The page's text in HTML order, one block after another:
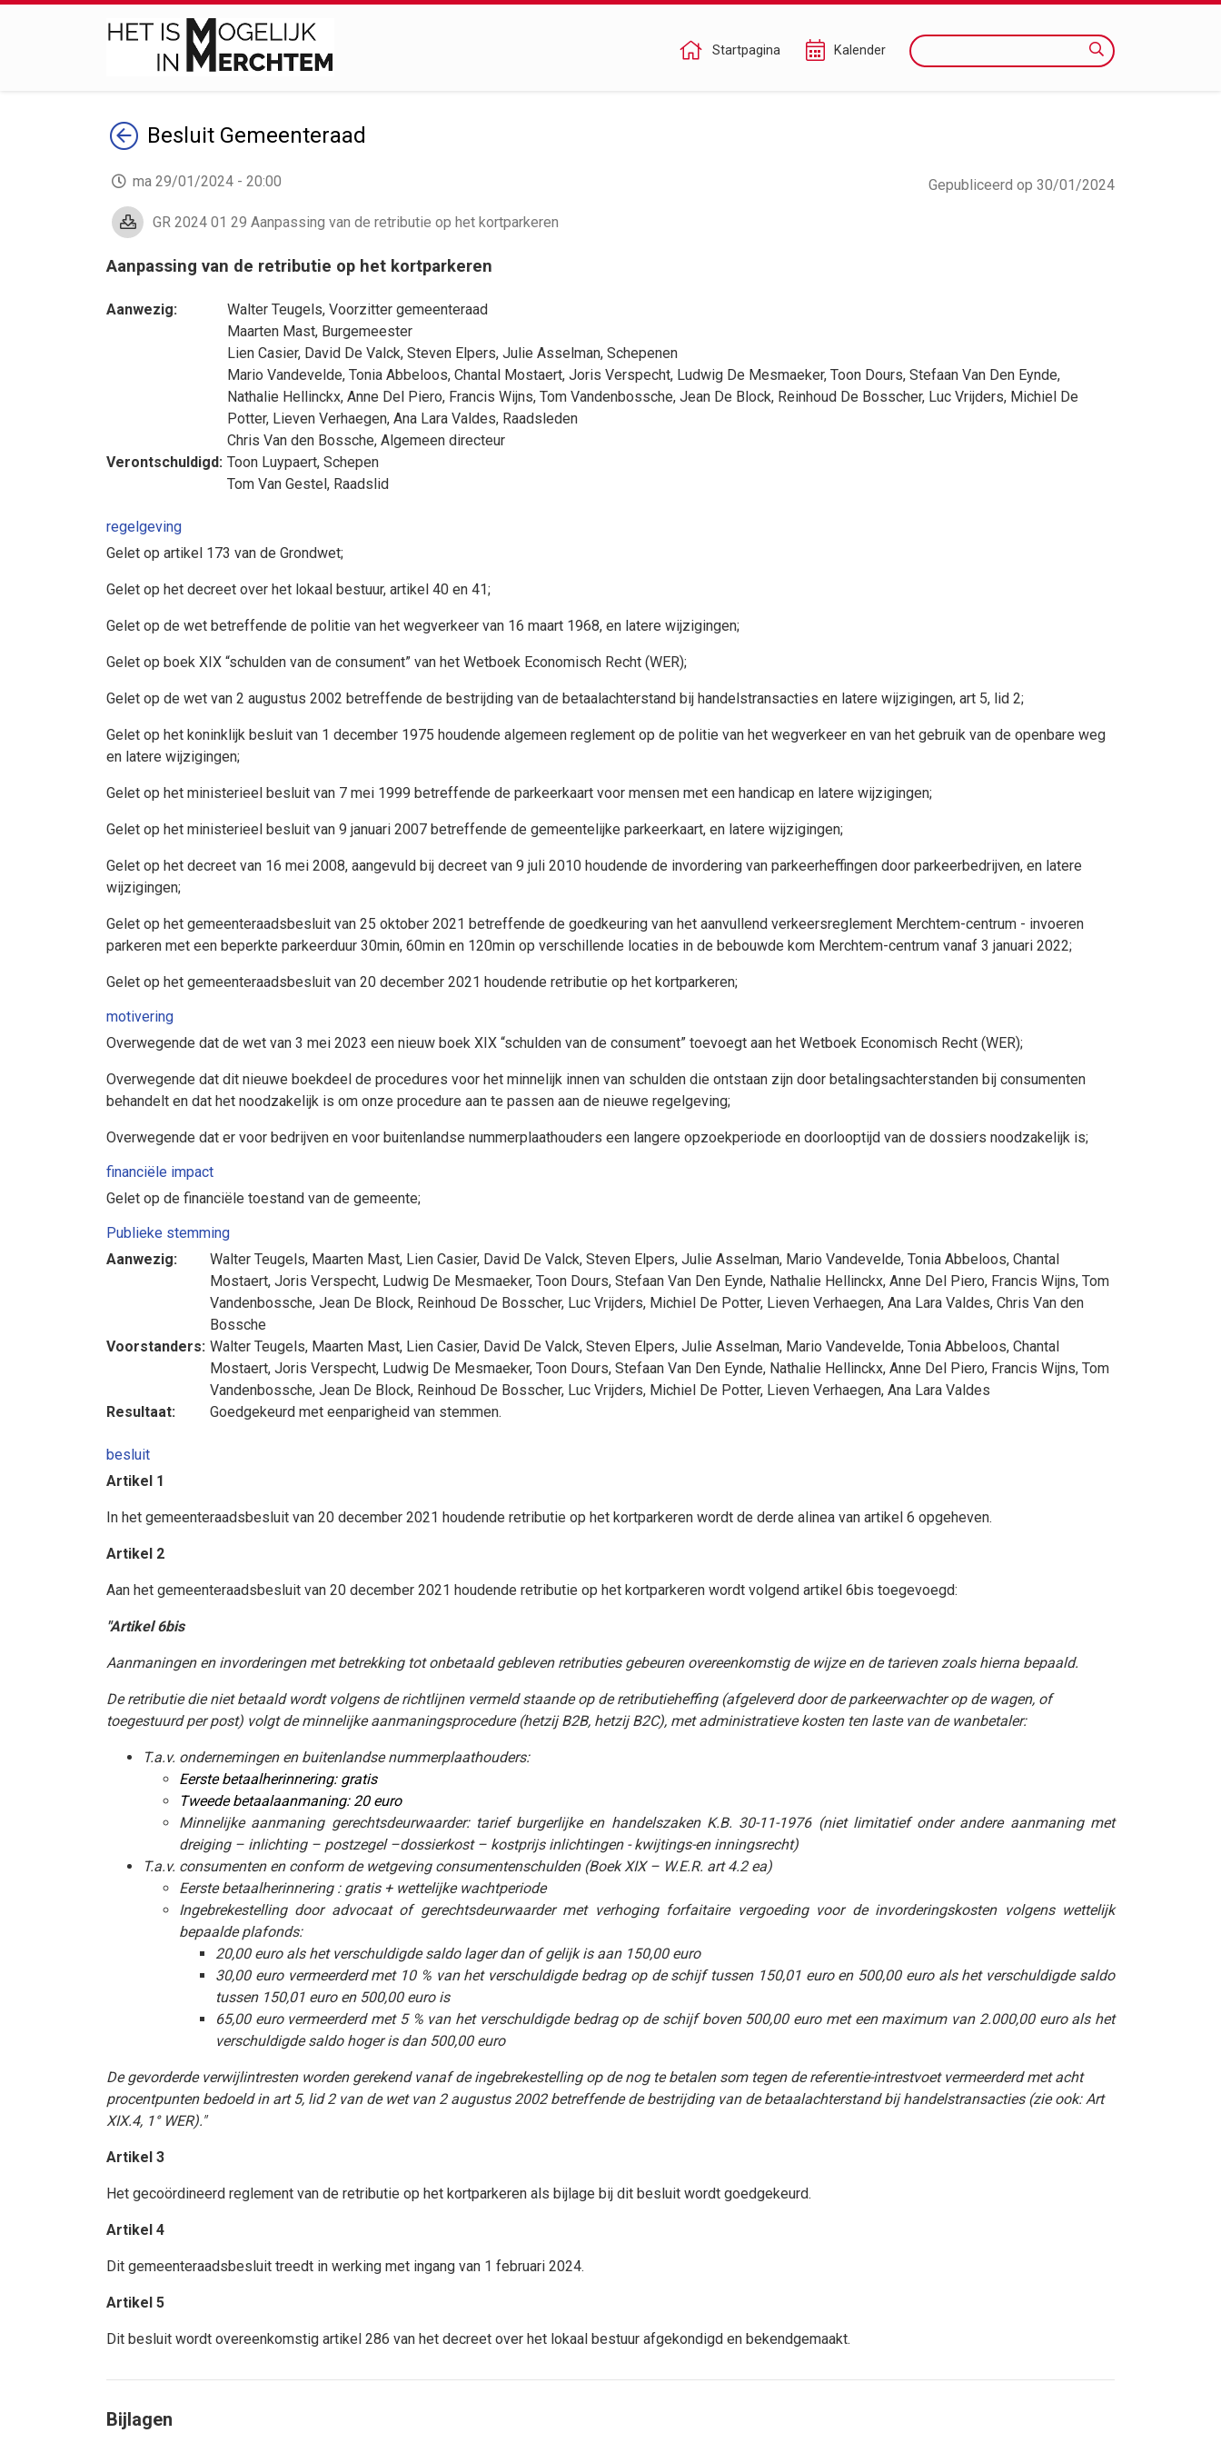
Startpagina Kalender Zoeken
TerugBesluit Gemeenteraad
Gepubliceerd op 30/01/2024
ma 29/01/2024 - 20:00
GR 2024 01 29 Aanpassing van de retributie op het kortparkeren
Aanpassing van de retributie op het kortparkeren
Aanwezig: Walter Teugels, Voorzitter gemeenteraad
Maarten Mast, Burgemeester
Lien Casier, David De Valck, Steven Elpers, Julie Asselman, Schepenen
Mario Vandevelde, Tonia Abbeloos, Chantal Mostaert, Joris Verspecht, Ludwig De Mesmaeker, Toon Dours, Stefaan Van Den Eynde,
Nathalie Hellinckx, Anne Del Piero, Francis Wijns, Tom Vandenbossche, Jean De Block, Reinhoud De Bosscher, Luc Vrijders, Michiel De
Potter, Lieven Verhaegen, Ana Lara Valdes, Raadsleden
Chris Van den Bossche, Algemeen directeur
Verontschuldigd: Toon Luypaert, Schepen
Tom Van Gestel, Raadslid
regelgeving
Gelet op artikel 173 van de Grondwet;
Gelet op het decreet over het lokaal bestuur, artikel 40 en 41;
Gelet op de wet betreffende de politie van het wegverkeer van 16 maart 1968, en latere wijzigingen;
Gelet op boek XIX “schulden van de consument” van het Wetboek Economisch Recht (WER);
Gelet op de wet van 2 augustus 2002 betreffende de bestrijding van de betaalachterstand bij handelstransacties en latere wijzigingen, art 5, lid 2;
Gelet op het koninklijk besluit van 1 december 1975 houdende algemeen reglement op de politie van het wegverkeer en van het gebruik van de openbare weg
en latere wijzigingen;
Gelet op het ministerieel besluit van 7 mei 1999 betreffende de parkeerkaart voor mensen met een handicap en latere wijzigingen;
Gelet op het ministerieel besluit van 9 januari 2007 betreffende de gemeentelijke parkeerkaart, en latere wijzigingen;
Gelet op het decreet van 16 mei 2008, aangevuld bij decreet van 9 juli 2010 houdende de invordering van parkeerheffingen door parkeerbedrijven, en latere
wijzigingen;
Gelet op het gemeenteraadsbesluit van 25 oktober 2021 betreffende de goedkeuring van het aanvullend verkeersreglement Merchtem-centrum - invoeren
parkeren met een beperkte parkeerduur 30min, 60min en 120min op verschillende locaties in de bebouwde kom Merchtem-centrum vanaf 3 januari 2022;
Gelet op het gemeenteraadsbesluit van 20 december 2021 houdende retributie op het kortparkeren;
motivering
Overwegende dat de wet van 3 mei 2023 een nieuw boek XIX “schulden van de consument” toevoegt aan het Wetboek Economisch Recht (WER);
Overwegende dat dit nieuwe boekdeel de procedures voor het minnelijk innen van schulden die ontstaan zijn door betalingsachterstanden bij consumenten
behandelt en dat het noodzakelijk is om onze procedure aan te passen aan de nieuwe regelgeving;
Overwegende dat er voor bedrijven en voor buitenlandse nummerplaathouders een langere opzoekperiode en doorlooptijd van de dossiers noodzakelijk is;
financiële impact
Gelet op de financiële toestand van de gemeente;
Publieke stemming
Aanwezig:
Walter Teugels, Maarten Mast, Lien Casier, David De Valck, Steven Elpers, Julie Asselman, Mario Vandevelde, Tonia Abbeloos, Chantal
Mostaert, Joris Verspecht, Ludwig De Mesmaeker, Toon Dours, Stefaan Van Den Eynde, Nathalie Hellinckx, Anne Del Piero, Francis Wijns, Tom
Vandenbossche, Jean De Block, Reinhoud De Bosscher, Luc Vrijders, Michiel De Potter, Lieven Verhaegen, Ana Lara Valdes, Chris Van den
Bossche
Voorstanders: Walter Teugels, Maarten Mast, Lien Casier, David De Valck, Steven Elpers, Julie Asselman, Mario Vandevelde, Tonia Abbeloos, Chantal
Mostaert, Joris Verspecht, Ludwig De Mesmaeker, Toon Dours, Stefaan Van Den Eynde, Nathalie Hellinckx, Anne Del Piero, Francis Wijns, Tom
Vandenbossche, Jean De Block, Reinhoud De Bosscher, Luc Vrijders, Michiel De Potter, Lieven Verhaegen, Ana Lara Valdes
Resultaat:
Goedgekeurd met eenparigheid van stemmen.
besluit
Artikel 1
In het gemeenteraadsbesluit van 20 december 2021 houdende retributie op het kortparkeren wordt de derde alinea van artikel 6 opgeheven.
Artikel 2
Aan het gemeenteraadsbesluit van 20 december 2021 houdende retributie op het kortparkeren wordt volgend artikel 6bis toegevoegd:
"Artikel 6bis
Aanmaningen en invorderingen met betrekking tot onbetaald gebleven retributies gebeuren overeenkomstig de wijze en de tarieven zoals hierna bepaald.
De retributie die niet betaald wordt volgens de richtlijnen vermeld staande op de retributieheffing (afgeleverd door de parkeerwachter op de wagen, of
toegestuurd per post) volgt de minnelijke aanmaningsprocedure (hetzij B2B, hetzij B2C), met administratieve kosten ten laste van de wanbetaler:
T.a.v. ondernemingen en buitenlandse nummerplaathouders:
Eerste betaalherinnering: gratis
Tweede betaalaanmaning: 20 euro
Minnelijke aanmaning gerechtsdeurwaarder: tarief burgerlijke en handelszaken K.B. 30-11-1976 (niet limitatief onder andere aanmaning met
dreiging – inlichting – postzegel –dossierkost – kostprijs inlichtingen - kwijtings-en inningsrecht)
T.a.v. consumenten en conform de wetgeving consumentenschulden (Boek XIX – W.E.R. art 4.2 ea)
Eerste betaalherinnering : gratis + wettelijke wachtperiode
Ingebrekestelling door advocaat of gerechtsdeurwaarder met verhoging forfaitaire vergoeding voor de invorderingskosten volgens wettelijk
bepaalde plafonds:
20,00 euro als het verschuldigde saldo lager dan of gelijk is aan 150,00 euro
30,00 euro vermeerderd met 10 % van het verschuldigde bedrag op de schijf tussen 150,01 euro en 500,00 euro als het verschuldigde saldo
tussen 150,01 euro en 500,00 euro is
65,00 euro vermeerderd met 5 % van het verschuldigde bedrag op de schijf boven 500,00 euro met een maximum van 2.000,00 euro als het
verschuldigde saldo hoger is dan 500,00 euro
De gevorderde verwijlintresten worden gerekend vanaf de ingebrekestelling op de nog te betalen som tegen de referentie-intrestvoet vermeerderd met acht
procentpunten bedoeld in art 5, lid 2 van de wet van 2 augustus 2002 betreffende de bestrijding van de betaalachterstand bij handelstransacties (zie ook: Art
XIX.4, 1° WER)."
Artikel 3
Het gecoördineerd reglement van de retributie op het kortparkeren als bijlage bij dit besluit wordt goedgekeurd.
Artikel 4
Dit gemeenteraadsbesluit treedt in werking met ingang van 1 februari 2024.
Artikel 5
Dit besluit wordt overeenkomstig artikel 286 van het decreet over het lokaal bestuur afgekondigd en bekendgemaakt.
Bijlagen